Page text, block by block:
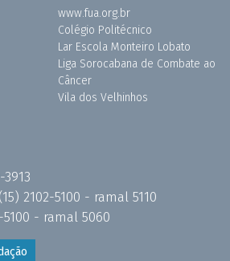
www.fua.org.br
Colégio Politécnico
Lar Escola Monteiro Lobato
Liga Sorocabana de Combate ao
Câncer
Vila dos Velhinhos
3913
(15) 2102-5100 - ramal 5110
5100 - ramal 5060